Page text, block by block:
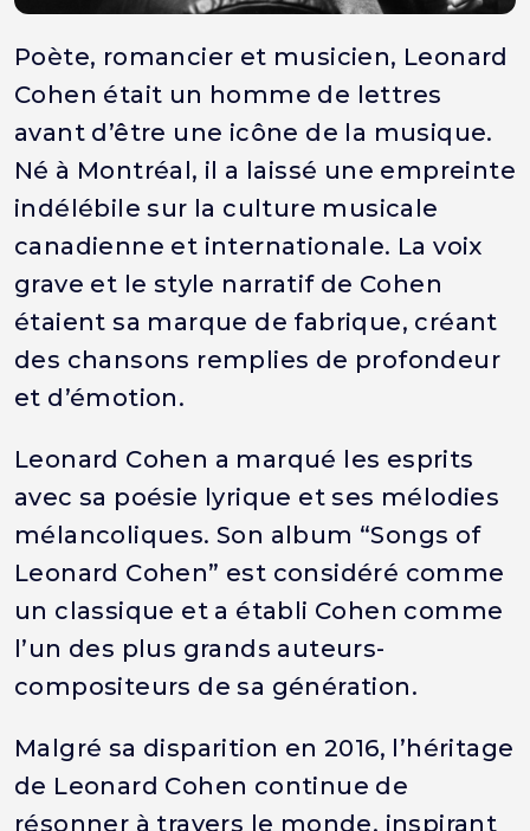
Poète, romancier et musicien, Leonard
Cohen était un homme de lettres
avant d’être une icône de la musique.
Né à Montréal, il a laissé une empreinte
indélébile sur la culture musicale
canadienne et internationale. La voix
grave et le style narratif de Cohen
étaient sa marque de fabrique, créant
des chansons remplies de profondeur
et d’émotion.
Leonard Cohen a marqué les esprits
avec sa poésie lyrique et ses mélodies
mélancoliques. Son album “Songs of
Leonard Cohen” est considéré comme
un classique et a établi Cohen comme
l’un des plus grands auteurs-
compositeurs de sa génération.
Malgré sa disparition en 2016, l’héritage
de Leonard Cohen continue de
résonner à travers le monde, inspirant